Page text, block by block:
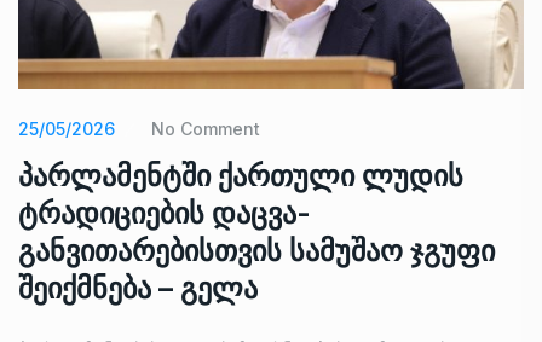
25/05/2026 No Comment
პარლამენტში ქართული ლუდის
ტრადიციების დაცვა-
განვითარებისთვის სამუშაო ჯგუფი
შეიქმნება – გელა